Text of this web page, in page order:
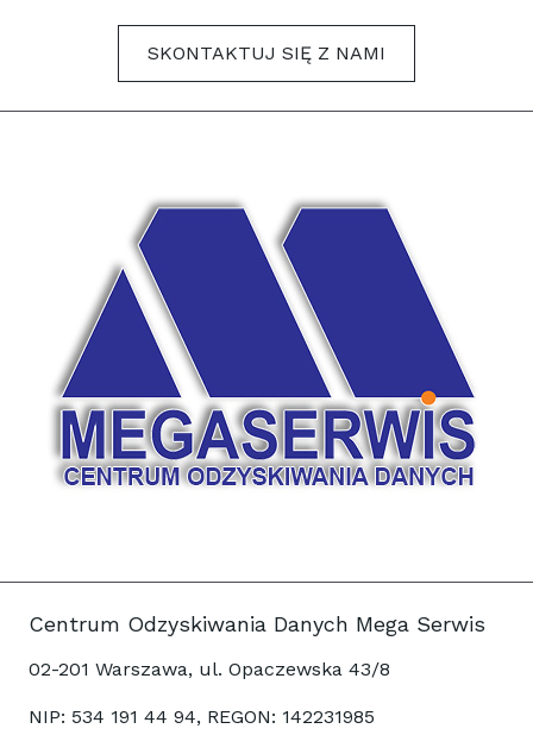
SKONTAKTUJ SIĘ Z NAMI
Centrum Odzyskiwania Danych Mega Serwis
02-201 Warszawa, ul. Opaczewska 43/8
NIP: 534 191 44 94, REGON: 142231985